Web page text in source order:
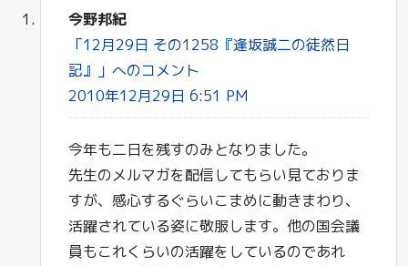
今野邦紀
「12月29日 その1258『逢坂誠二の徒然日
記』」へのコメント
2010年12月29日 6:51 PM
今年も二日を残すのみとなりました。
先生のメルマガを配信してもらい見ておりま
すが、感心するぐらいこまめに動きまわり、
活躍されている姿に敬服します。他の国会議
員もこれくらいの活躍をしているのであれ